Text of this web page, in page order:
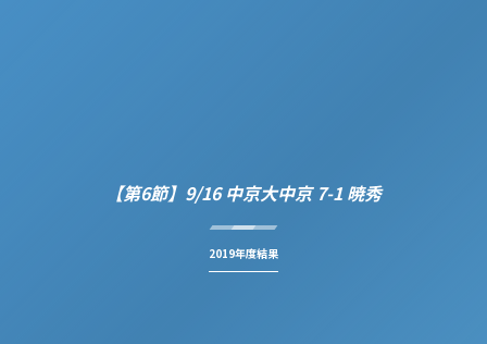
【第6節】9/16 中京大中京 7-1 暁秀
2019年度結果